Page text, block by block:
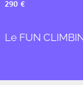
Le FUN